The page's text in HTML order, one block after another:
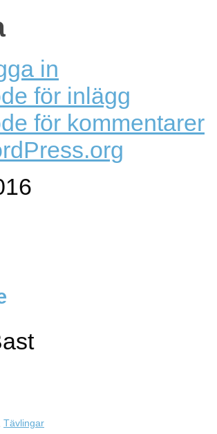
in
för inlägg
för kommentarer
Tävlingar